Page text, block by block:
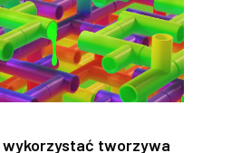
wykorzystać tworzywa